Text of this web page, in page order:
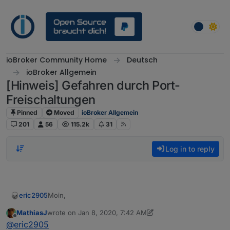
ioBroker Community Home
Deutsch
ioBroker Allgemein
[Hinweis] Gefahren durch Port-
Freischaltungen
Pinned Moved
ioBroker Allgemein
201
56 115.2k 31
Log in to reply
eric2905Moin,
@MathiasJsagte in[Hinweis] Gefahren durch Port-
Freischaltungen
Offline
MathiasJwrote on Jan 8, 2020, 7:42 AM
last edited by MathiasJJan 9, 2020, 5:26 AM
@eric2905